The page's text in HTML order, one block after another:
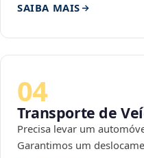
SAIBA MAIS
04
Transporte de
Precisa levar um
Garantimos um